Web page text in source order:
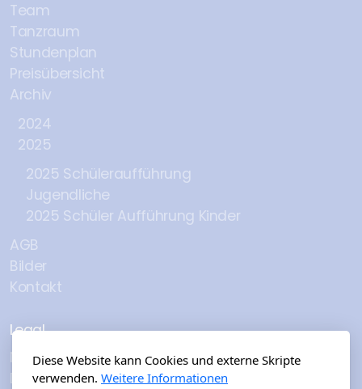
Team
Tanzraum
Stundenplan
Preisübersicht
Archiv
2024
2025
2025 Schüleraufführung
Jugendliche
2025 Schüler Aufführung Kinder
AGB
Bilder
Kontakt
Legal
Nutzungsbedingungen
Datenschutzbestimmungen
Diese Website kann Cookies und externe Skripte
verwenden. Weitere Informationen